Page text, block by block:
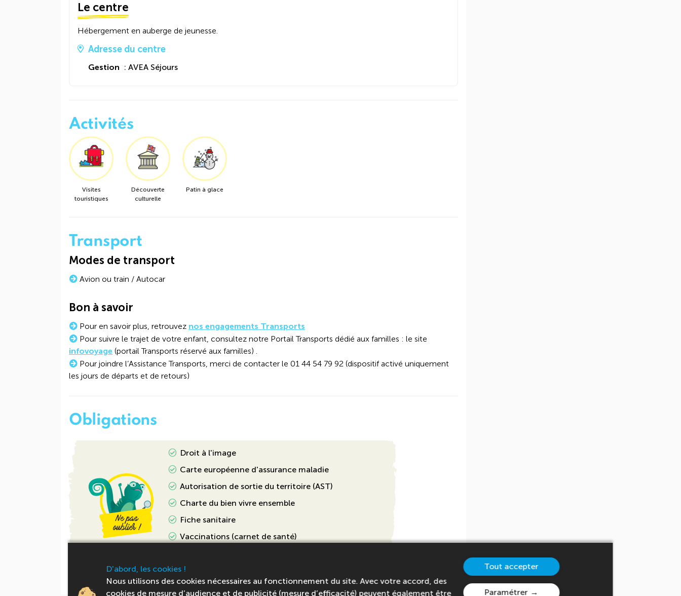
Le centre
Hébergement en auberge de jeunesse.
Adresse du centre
Gestion : AVEA Séjours
Activités
Visites
touristiques
Découverte
culturelle
Patin à glace
Transport
Modes de transport
Avion ou train / Autocar
Bon à savoir
Pour en savoir plus, retrouvez nos engagements Transports
Pour suivre le trajet de votre enfant, consultez notre Portail Transports dédié aux familles : le site
infovoyage (portail Transports réservé aux familles) .
Pour joindre l’Assistance Transports, merci de contacter le 01 44 54 79 92 (dispositif activé uniquement
les jours de départs et de retours)
Obligations
Droit à l'image
Carte européenne d'assurance maladie
Autorisation de sortie du territoire (AST)
Charte du bien vivre ensemble
Fiche sanitaire
Vaccinations (carnet de santé)
D'abord, les cookies !
Nous utilisons des cookies nécessaires au fonctionnement du site. Avec votre accord, des
cookies de mesure d’audience et de publicité (mesure d’efficacité) peuvent également être
Tout accepter
Paramétrer